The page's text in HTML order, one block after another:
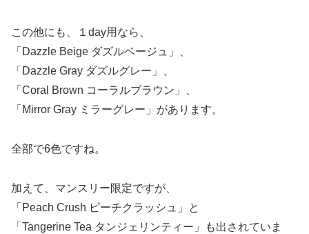
この他にも、１day用なら、
「Dazzle Beige ダズルベージュ」、
「Dazzle Gray ダズルグレー」、
「Coral Brown コーラルブラウン」、
「Mirror Gray ミラーグレー」があります。
全部で6色ですね。
加えて、マンスリー限定ですが、
「Peach Crush ピーチクラッシュ」と
「Tangerine Tea タンジェリンティー」も出されていま